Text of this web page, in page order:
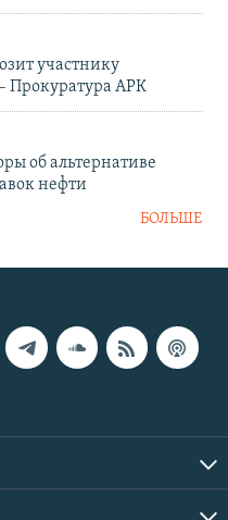
участнику
Прокуратура АРК
об альтернативе
нефти
БОЛЬШЕ